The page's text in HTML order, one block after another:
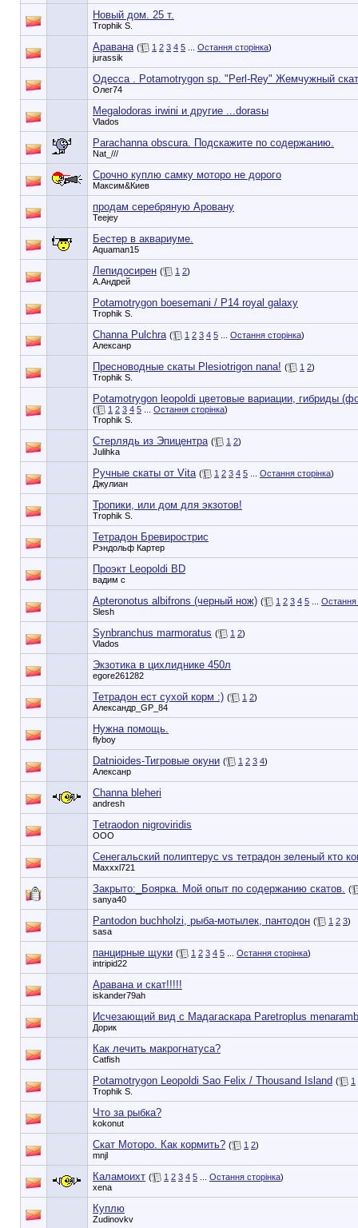
Новый дом. 25 т.
Trophik S.
Аравана ( 1 2 3 4 5 Остання сторінка)
jurassik
Одесса . Potamotrygon sp. "Perl-Rey" Жемчужный
Олег74
Megalodoras irwini и другие ...dorasы
Vlados
Parachanna obscura. Подскажите по содержанию.
Nat_///
Срочно куплю самку моторо не дорого
Максим&Киев
продам серебряную Аровану
Teejey
Бестер в аквариуме.
Aquaman15
Лепидосирен ( 1 2)
А.Андрей
Potamotrygon boesemani / P14 royal galaxy
Trophik S.
Channa Pulchra ( 1 2 3 4 5 Остання сторінка)
Алексанр
Пресноводные скаты Plesiotrigon nana! ( 1 2)
Trophik S.
Potamotrygon leopoldi цветовые вариации, гибриды
( 1 2 3 4 5 Остання сторінка)
Trophik S.
Стерлядь из Эпицентра ( 1 2)
Julihka
Ручные скаты от Vita ( 1 2 3 4 5 Остання сторінка)
Джулиан
Тропики, или дом для экзотов!
Trophik S.
Тетрадон Бревирострис
Рэндольф Картер
Проэкт Leopoldi BD
вадим с
Apteronotus albifrons (черный нож) ( 1 2 3 4 5
Остання
Slesh
Synbranchus marmoratus ( 1 2)
Vlados
Экзотика в цихлиднике 450л
egore261282
Тетрадон ест сухой корм :) ( 1 2)
Александр_GP_84
Нужна помощь.
flyboy
Datnioides-Тигровые окуни ( 1 2 3 4)
Алексанр
Channa bleheri
andresh
Тetraodon nigroviridis
ООО
Сенегальский полиптерус vs тетрадон зеленый кто
Maxxxl721
Закрыто:_ Боярка. Мой опыт по содержанию скатов. (
sanya40
Pantodon buchholzi, рыба-мотылек, пантодон ( 1 2 3)
sasa
панцирные щуки ( 1 2 3 4 5 Остання сторінка)
intripid22
Аравана и скат!!!!!
iskander79ah
Исчезающий вид с Мадагаскара Paretroplus
Дорик
Как лечить макрогнатуса?
Catfish
Potamotrygon Leopoldi Sao Felix / Thousand Island (
1
Trophik S.
Что за рыбка?
kokonut
Скат Моторо. Как кормить? ( 1 2)
mnjl
Каламоихт ( 1 2 3 4 5 Остання сторінка)
xena
Куплю
Zudinovkv